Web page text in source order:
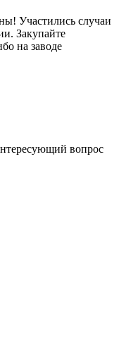
Участились случаи
Закупайте
на заводе
вопрос